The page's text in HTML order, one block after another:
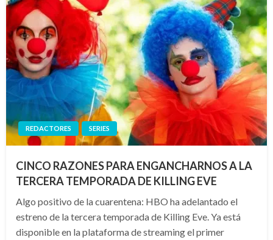
REDACTORES SERIES
CINCO RAZONES PARA ENGANCHARNOS A LA
TERCERA TEMPORADA DE KILLING EVE
Algo positivo de la cuarentena: HBO ha adelantado el
estreno de la tercera temporada de Killing Eve. Ya está
disponible en la plataforma de streaming el primer